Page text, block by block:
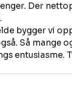
Der
bygger vi
Så mange
entusiasme.